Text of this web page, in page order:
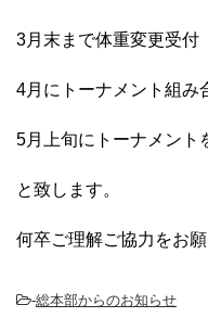
3月末まで体重変更受付
4月にトーナメント組み
5月上旬にトーナメント
と致します。
何卒ご理解ご協力をお願
-総本部からのお知らせ